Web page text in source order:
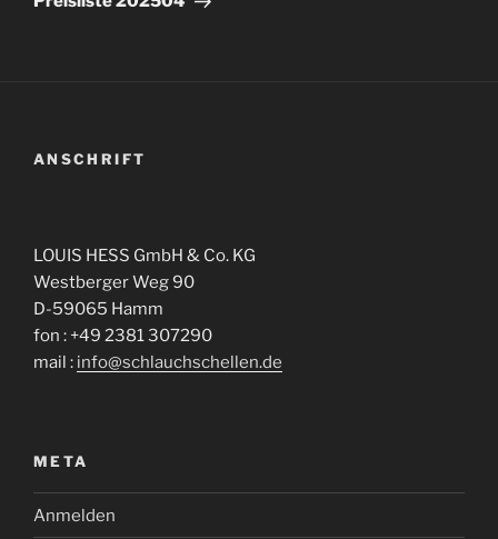
ANSCHRIFT
LOUIS HESS GmbH & Co. KG
Westberger Weg 90
D-59065 Hamm
fon : +49 2381 307290
mail : info@schlauchschellen.de
META
Anmelden